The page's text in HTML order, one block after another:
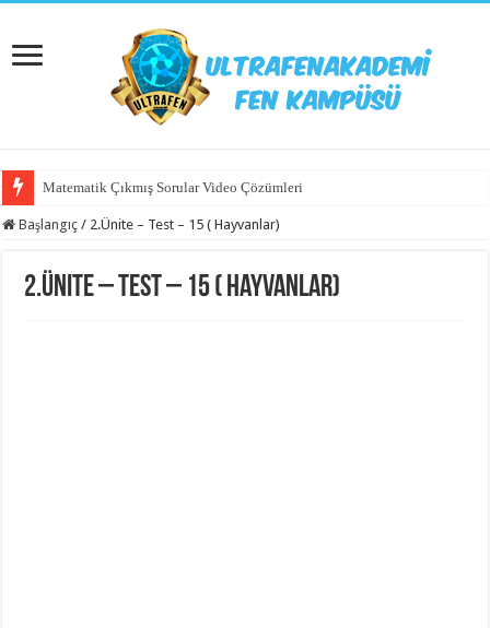
Matematik Çıkmış Sorular Video Çözümleri
Başlangıç / 2.Ünite – Test – 15 ( Hayvanlar)
2.Ünite – Test – 15 ( Hayvanlar)